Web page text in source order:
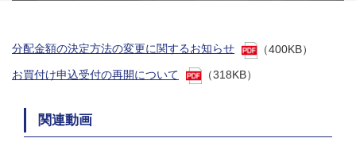
分配金額の決定方法の変更に関するお知らせ
（400KB）
お買付け申込受付の再開について
（318KB）
関連動画